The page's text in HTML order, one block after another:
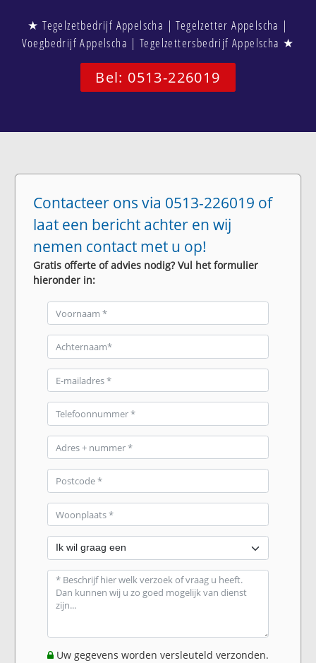
★ Tegelzetbedrijf Appelscha | Tegelzetter Appelscha |
Voegbedrijf Appelscha | Tegelzettersbedrijf Appelscha ★
Bel: 0513-226019
Contacteer ons via 0513-226019 of
laat een bericht achter en wij
nemen contact met u op!
Gratis offerte of advies nodig? Vul het formulier
hieronder in:
Uw gegevens worden versleuteld verzonden.